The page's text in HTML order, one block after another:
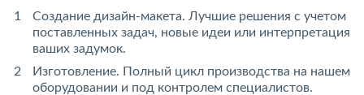
Создание дизайн-макета. Лучшие решения с учетом
поставленных задач, новые идеи или интерпретация
ваших задумок.
Изготовление. Полный цикл производства на нашем
оборудовании и под контролем специалистов.